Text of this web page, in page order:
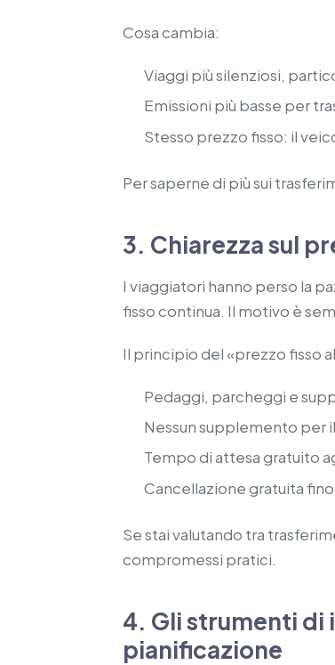
Cosa cambia:
Viaggi più silenziosi,
Emissioni più basse per
Stesso prezzo fisso: il
Per saperne di più sui
3. Chiarezza sul
I viaggiatori hanno perso la
fisso continua. Il motivo è
Il principio del «prezzo fisso
Pedaggi, parcheggi e
Nessun supplemento per
Tempo di attesa gratuito
Cancellazione gratuita
Se stai valutando tra
compromessi pratici.
4. Gli strumenti
pianificazione